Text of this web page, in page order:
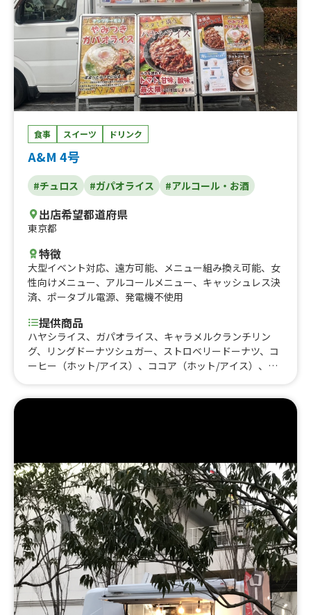
食事 スイーツ ドリンク
A&M 4号
#チュロス #ガパオライス #アルコール・お酒
出店希望都道府県
東京都
特徴
大型イベント対応、 遠方可能、 メニュー組み換え可能、 女
性向けメニュー、 アルコールメニュー、 キャッシュレス決
済、 ポータブル電源、 発電機不使用
提供商品
ハヤシライス、ガパオライス、キャラメルクランチリン
グ、リングドーナツシュガー、ストロベリードーナツ、コ
ーヒー（ホット/アイス）、ココア（ホット/アイス）、ソ